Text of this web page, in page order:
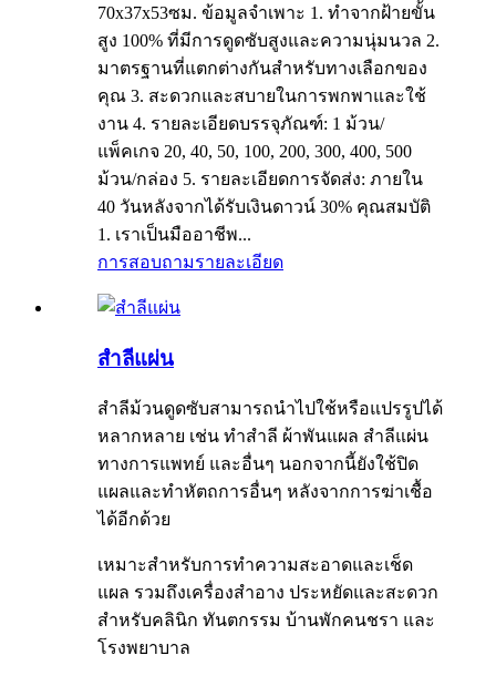
70x37x53ซม. ข้อมูลจำเพาะ 1. ทำจากฝ้ายขั้น
สูง 100% ที่มีการดูดซับสูงและความนุ่มนวล 2.
มาตรฐานที่แตกต่างกันสำหรับทางเลือกของ
คุณ 3. สะดวกและสบายในการพกพาและใช้
งาน 4. รายละเอียดบรรจุภัณฑ์: 1 ม้วน/
แพ็คเกจ 20, 40, 50, 100, 200, 300, 400, 500
ม้วน/กล่อง 5. รายละเอียดการจัดส่ง: ภายใน
40 วันหลังจากได้รับเงินดาวน์ 30% คุณสมบัติ
1. เราเป็นมืออาชีพ...
การสอบถามรายละเอียด
สำลีแผ่น
สำลีม้วนดูดซับสามารถนำไปใช้หรือแปรรูปได้
หลากหลาย เช่น ทำสำลี ผ้าพันแผล สำลีแผ่น
ทางการแพทย์ และอื่นๆ นอกจากนี้ยังใช้ปิด
แผลและทำหัตถการอื่นๆ หลังจากการฆ่าเชื้อ
ได้อีกด้วย
เหมาะสำหรับการทำความสะอาดและเช็ด
แผล รวมถึงเครื่องสำอาง ประหยัดและสะดวก
สำหรับคลินิก ทันตกรรม บ้านพักคนชรา และ
โรงพยาบาล